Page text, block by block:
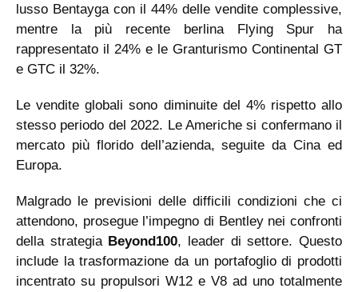
lusso Bentayga con il 44% delle vendite complessive,
mentre la più recente berlina Flying Spur ha
rappresentato il 24% e le Granturismo Continental GT
e GTC il 32%.
Le vendite globali sono diminuite del 4% rispetto allo
stesso periodo del 2022. Le Americhe si confermano il
mercato più florido dell’azienda, seguite da Cina ed
Europa.
Malgrado le previsioni delle difficili condizioni che ci
attendono, prosegue l’impegno di Bentley nei confronti
della strategia Beyond100, leader di settore. Questo
include la trasformazione da un portafoglio di prodotti
incentrato su propulsori W12 e V8 ad uno totalmente